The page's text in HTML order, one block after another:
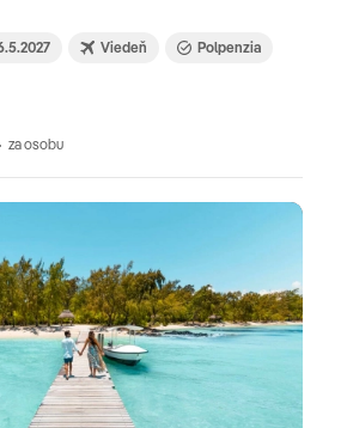
Viedeň Polpenzia
za osobu